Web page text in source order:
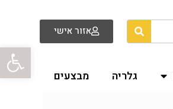
פתח
אזור אישי
גלריה מבצעים